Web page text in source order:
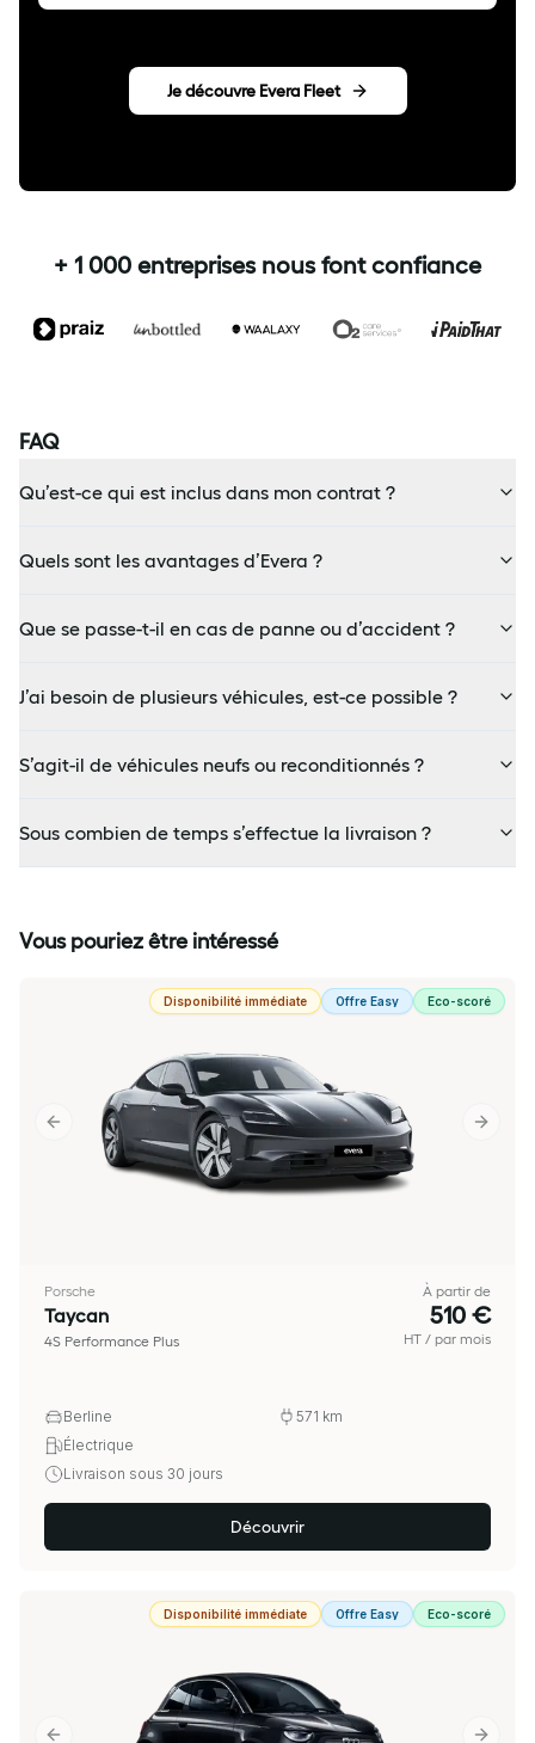
Je découvre Evera Fleet
+ 1 000 entreprises nous font confiance
FAQ
Qu’est-ce qui est inclus dans mon contrat ?
Quels sont les avantages d’Evera ?
Que se passe-t-il en cas de panne ou d’accident ?
J’ai besoin de plusieurs véhicules, est-ce possible ?
S’agit-il de véhicules neufs ou reconditionnés ?
Sous combien de temps s’effectue la livraison ?
Vous pouriez être intéressé
Previous slide Next
Disponibilité immédiate Offre Easy Eco-scoré
Porsche
Taycan
4S Performance Plus
À partir de
510 €
HT / par mois
Berline 571 km
Électrique
Livraison sous 30 jours
Découvrir
Disponibilité immédiate Offre Easy Eco-scoré